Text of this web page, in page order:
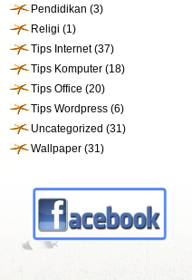
Pendidikan (3)
Religi (1)
Tips Internet(37)
Tips Komputer (18)
Tips Office (20)
Tips Wordpress (6)
Uncategorized (31)
Wallpaper (31)